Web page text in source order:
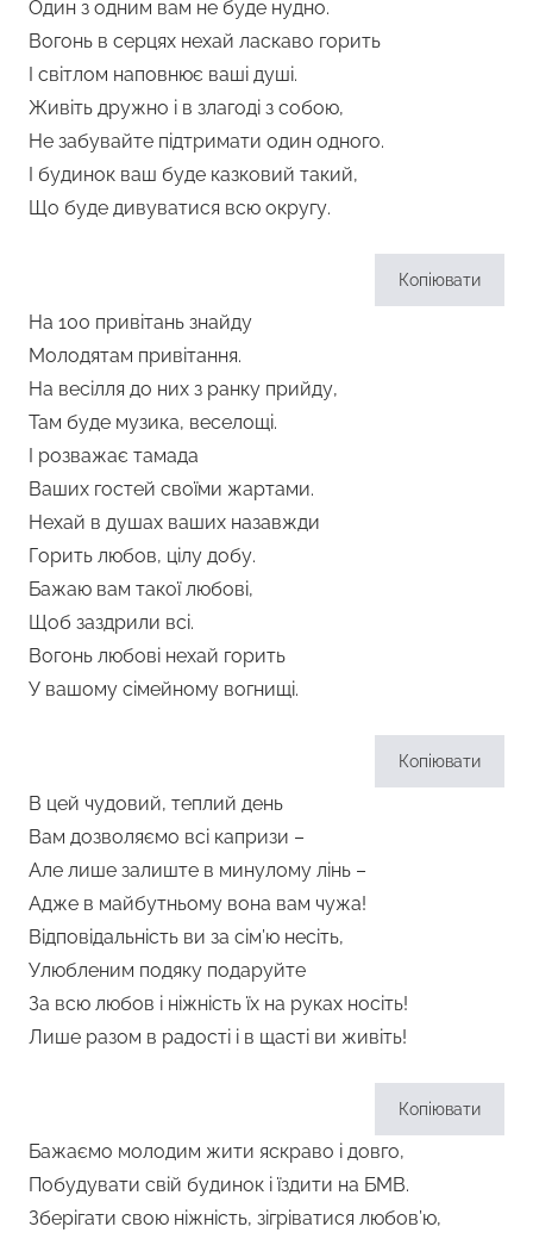
Один з одним вам не буде нудно.
Вогонь в серцях нехай ласкаво горить
І світлом наповнює ваші душі.
Живіть дружно і в злагоді з собою,
Не забувайте підтримати один одного.
І будинок ваш буде казковий такий,
Що буде дивуватися всю округу.
Копіювати
На 100 привітань знайду
Молодятам привітання.
На весілля до них з ранку прийду,
Там буде музика, веселощі.
І розважає тамада
Ваших гостей своїми жартами.
Нехай в душах ваших назавжди
Горить любов, цілу добу.
Бажаю вам такої любові,
Щоб заздрили всі.
Вогонь любові нехай горить
У вашому сімейному вогнищі.
Копіювати
В цей чудовий, теплий день
Вам дозволяємо всі капризи –
Але лише залиште в минулому лінь –
Адже в майбутньому вона вам чужа!
Відповідальність ви за сім’ю несіть,
Улюбленим подяку подаруйте
За всю любов і ніжність їх на руках носіть!
Лише разом в радості і в щасті ви живіть!
Копіювати
Бажаємо молодим жити яскраво і довго,
Побудувати свій будинок і їздити на БМВ.
Зберігати свою ніжність, зігріватися любов’ю,